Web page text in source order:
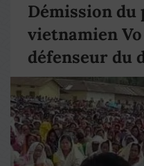
Démission du
vietnamien
défenseur du
pape François